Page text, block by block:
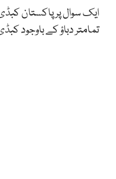
ایک سوال پر پاکستان
تمامتر دباؤ کے باوجود